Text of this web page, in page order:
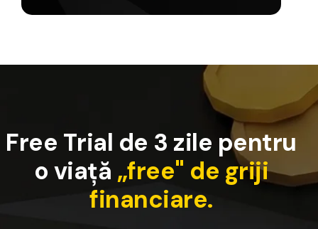
Free Trial de 3 zile pentru
o viață „free" de griji
financiare.